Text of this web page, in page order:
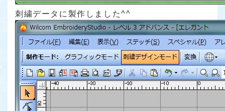
刺繍データに製作しました^^